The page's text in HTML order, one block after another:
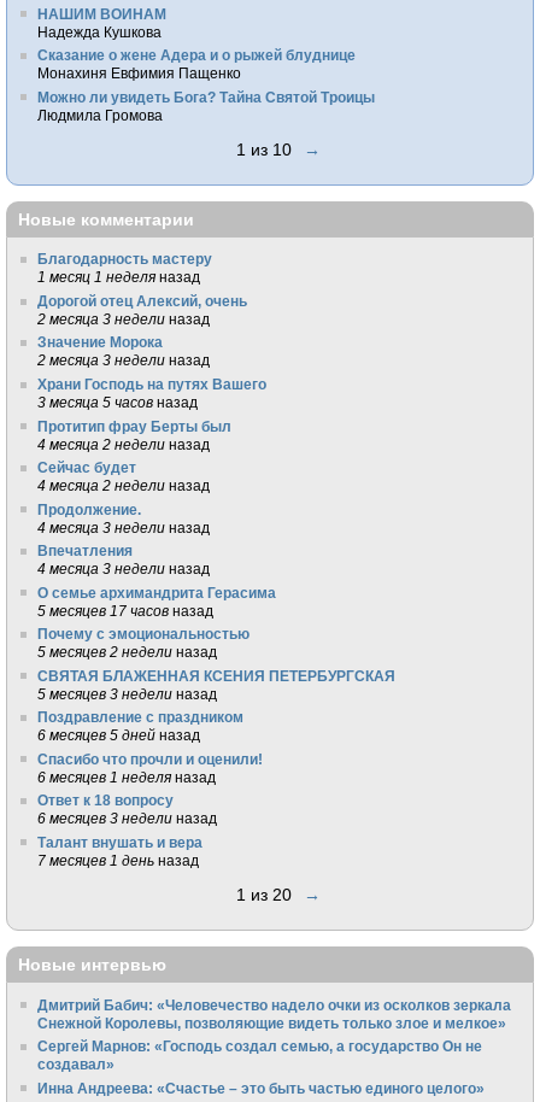
НАШИМ ВОИНАМ
Надежда Кушкова
Сказание о жене Адера и о рыжей блуднице
Монахиня Евфимия Пащенко
Можно ли увидеть Бога? Тайна Святой Троицы
Людмила Громова
1 из 10 →
Новые комментарии
Благодарность мастеру
1 месяц 1 неделя назад
Дорогой отец Алексий, очень
2 месяца 3 недели назад
Значение Морока
2 месяца 3 недели назад
Храни Господь на путях Вашего
3 месяца 5 часов назад
Протитип фрау Берты был
4 месяца 2 недели назад
Сейчас будет
4 месяца 2 недели назад
Продолжение.
4 месяца 3 недели назад
Впечатления
4 месяца 3 недели назад
О семье архимандрита Герасима
5 месяцев 17 часов назад
Почему с эмоциональностью
5 месяцев 2 недели назад
СВЯТАЯ БЛАЖЕННАЯ КСЕНИЯ ПЕТЕРБУРГСКАЯ
5 месяцев 3 недели назад
Поздравление с праздником
6 месяцев 5 дней назад
Спасибо что прочли и оценили!
6 месяцев 1 неделя назад
Ответ к 18 вопросу
6 месяцев 3 недели назад
Талант внушать и вера
7 месяцев 1 день назад
1 из 20 →
Новые интервью
Дмитрий Бабич: «Человечество надело очки из осколков зеркала
Снежной Королевы, позволяющие видеть только злое и мелкое»
Сергей Марнов: «Господь создал семью, а государство Он не
создавал»
Инна Андреева: «Счастье – это быть частью единого целого»